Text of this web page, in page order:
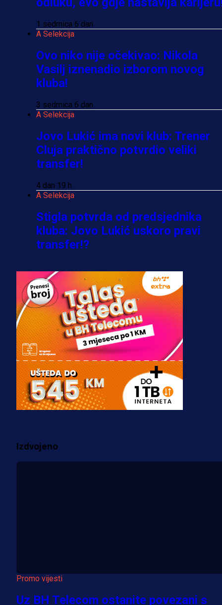
1 sedmica 6 dan
A Selekcija
Ovo niko nije očekivao: Nikola
Vasilj iznenadio izborom novog
kluba!
3 sedmica 6 dan
A Selekcija
Jovo Lukić ima novi klub: Trener
Cluja praktično potvrdio veliki
transfer!
4 dan 19 h
A Selekcija
Stigla potvrda od predsjednika
kluba: Jovo Lukić uskoro pravi
transfer!?
A Selekcija
Zmajevi dobili veliko pojačanje:
Fudbaler Olympiacosa želi obući
dres BiH!
3 sedmica 4 dan
Premijer liga BiH
Misimović priveden: SIPA ga tereti
za pranje novca, pretresaju
prostorije FK Borac!
Više vijesti
Izdvojeno
Promo vijesti
Uz BH Telecom ostanite povezani s